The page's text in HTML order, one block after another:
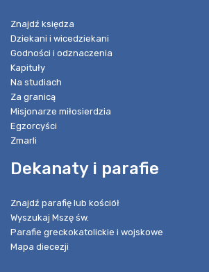
Znajdź księdza
Dziekani i wicedziekani
Godności i odznaczenia
Kapituły
Na studiach
Za granicą
Misjonarze miłosierdzia
Egzorcyści
Zmarli
Dekanaty i parafie
Znajdź parafię lub kościół
Wyszukaj Mszę św.
Parafie greckokatolickie i wojskowe
Mapa diecezji